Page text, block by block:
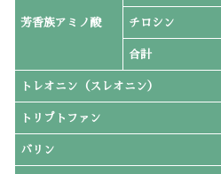
芳香族アミノ酸 チロシン
合計
トレオニン（スレオニン）
トリプトファン
バリン